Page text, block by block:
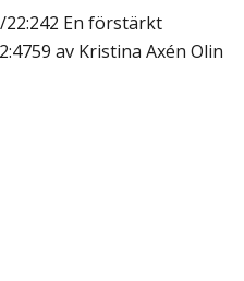
22:242 En förstärkt
av Kristina Axén Olin